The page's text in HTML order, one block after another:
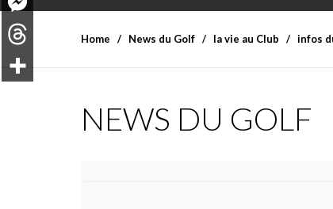
Home News du Golf la vie au Club infos
NEWS DU GOLF